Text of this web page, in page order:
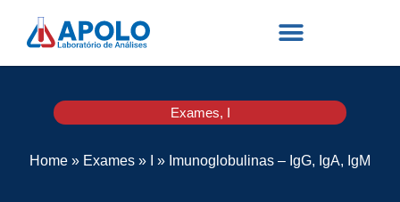
Exames, I
Home » Exames » » Imunoglobulinas – IgG, IgA, IgM